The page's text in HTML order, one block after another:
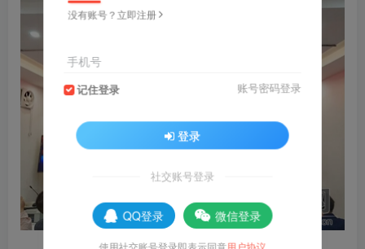
没有账号？立即注册
手机号
记住登录 账号密码登录
登录
社交账号登录
QQ登录 微信登录
使用社交账号登录即表示同意用户协议